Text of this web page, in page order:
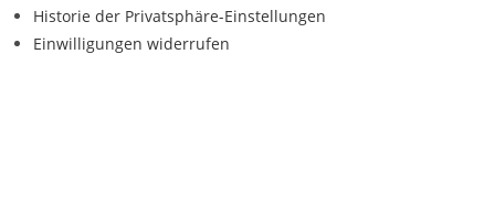
Historie der Privatsphäre-Einstellungen
Einwilligungen widerrufen